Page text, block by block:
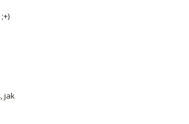
jak